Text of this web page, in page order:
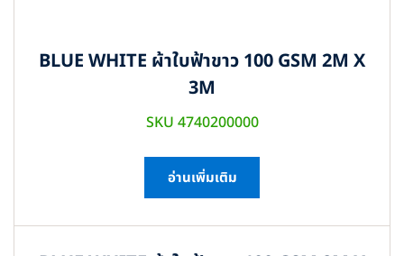
BLUE WHITE ผ้าใบฟ้าขาว 100 GSM 2M X
3M
SKU 4740200000
อ่านเพิ่มเติม